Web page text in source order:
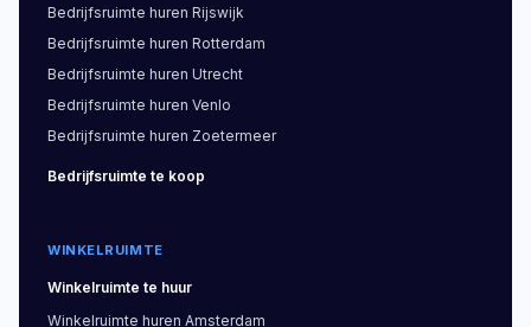
Bedrijfsruimte huren Rijswijk
Bedrijfsruimte huren Rotterdam
Bedrijfsruimte huren Utrecht
Bedrijfsruimte huren Venlo
Bedrijfsruimte huren Zoetermeer
Bedrijfsruimte te koop
WINKELRUIMTE
Winkelruimte te huur
Winkelruimte huren Amsterdam